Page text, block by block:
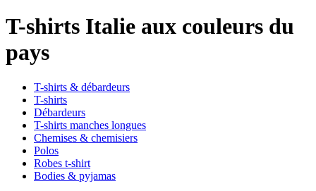
T-shirts Italie aux couleurs du
pays
T-shirts & débardeurs
T-shirts
Débardeurs
T-shirts manches longues
Chemises & chemisiers
Polos
Robes t-shirt
Bodies & pyjamas